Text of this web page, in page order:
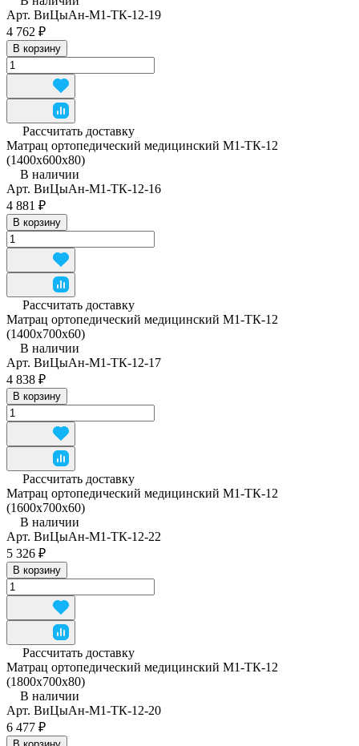
Арт. ВиЦыАн-М1-ТК-12-19
4 762 ₽
В корзину
Рассчитать доставку
Матрац ортопедический медицинский М1-ТК-12
(1400x600x80)
В наличии
Арт. ВиЦыАн-М1-ТК-12-16
4 881 ₽
В корзину
Рассчитать доставку
Матрац ортопедический медицинский М1-ТК-12
(1400x700x60)
В наличии
Арт. ВиЦыАн-М1-ТК-12-17
4 838 ₽
В корзину
Рассчитать доставку
Матрац ортопедический медицинский М1-ТК-12
(1600x700x60)
В наличии
Арт. ВиЦыАн-М1-ТК-12-22
5 326 ₽
В корзину
Рассчитать доставку
Матрац ортопедический медицинский М1-ТК-12
(1800x700x80)
В наличии
Арт. ВиЦыАн-М1-ТК-12-20
6 477 ₽